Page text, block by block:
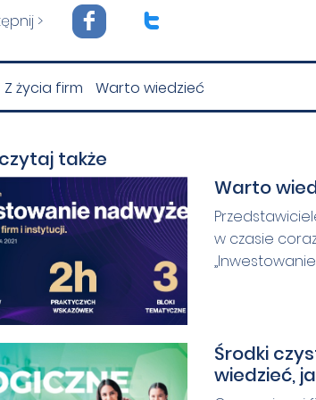
> F T
Z życia firm Warto wiedzieć
także
Warto
w czasie
Środki
wiedzieć,